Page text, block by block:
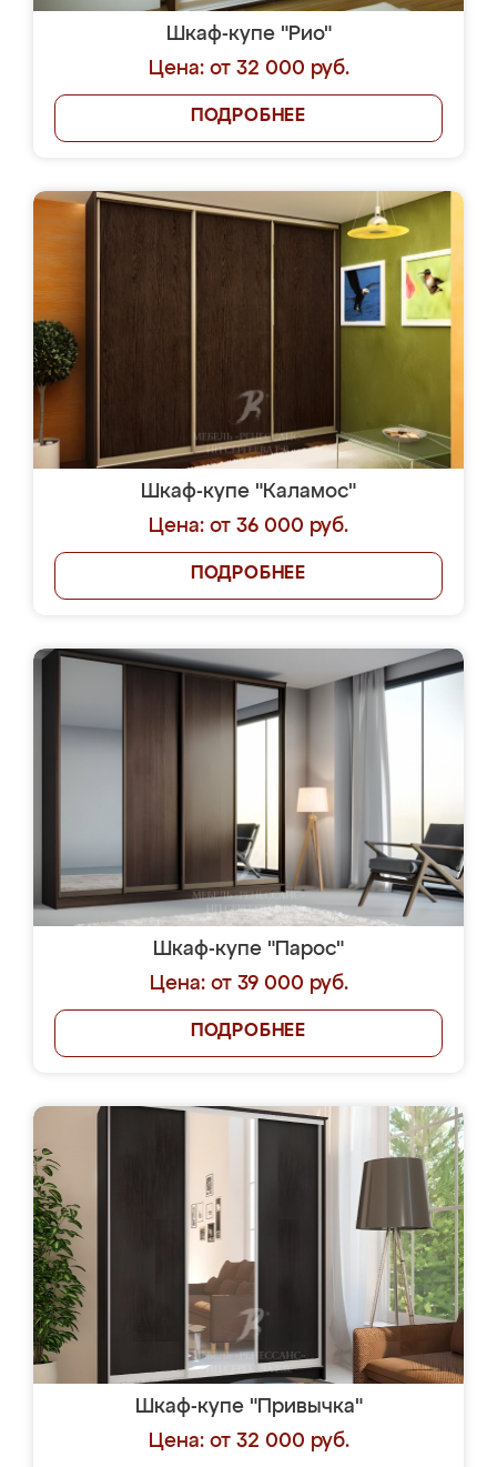
Шкаф-купе "Рио"
Цена: от 32 000 руб.
ПОДРОБНЕЕ
Шкаф-купе "Каламос"
Цена: от 36 000 руб.
ПОДРОБНЕЕ
Шкаф-купе "Парос"
Цена: от 39 000 руб.
ПОДРОБНЕЕ
Шкаф-купе "Привычка"
Цена: от 32 000 руб.